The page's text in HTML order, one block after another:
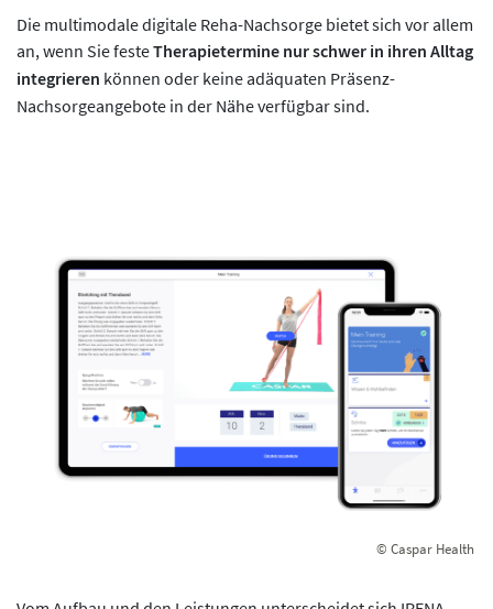
Die multimodale digitale Reha-Nachsorge bietet sich vor allem
an, wenn Sie festeTherapietermine nur schwer in ihren Alltag
integrieren können oder keine adäquaten Präsenz-
Nachsorgeangebote in der Nähe verfügbar sind.
© Caspar Health